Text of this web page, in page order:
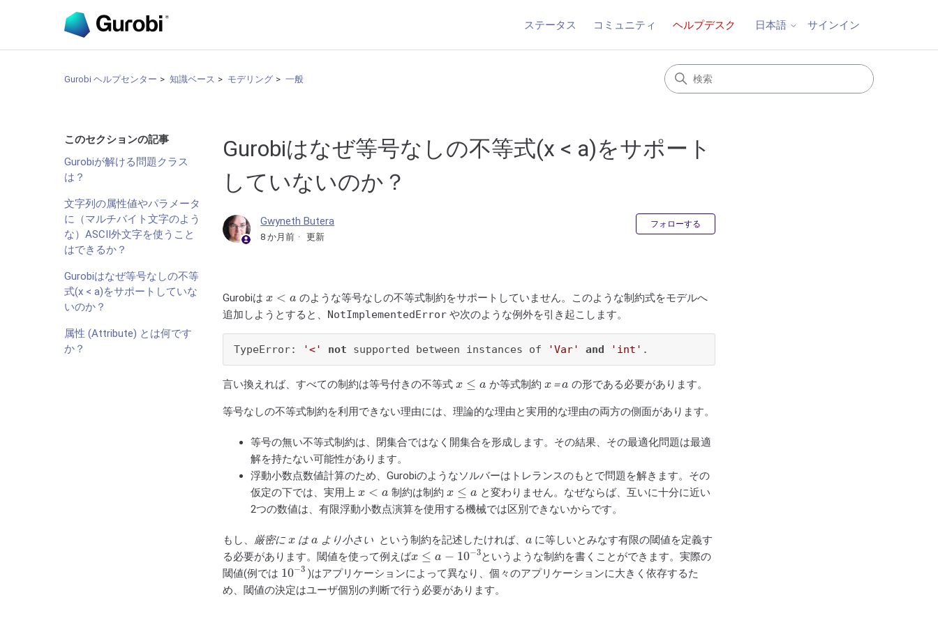
ステータス コミュニティ ヘルプデスク 日本語 サインイン
Gurobi ヘルプセンター 知識ベース モデリング 一般
このセクションの記事
Gurobiが解ける問題クラス
は？
文字列の属性値やパラメータ
に（マルチバイト文字のよう
な）ASCII外文字を使うこと
はできるか？
Gurobiはなぜ等号なしの不等
式(x < a)をサポートしていな
いのか？
属性 (Attribute) とは何です
か？
Gurobiはなぜ等号なしの不等式(x < a)をサポート
していないのか？
Gwyneth Butera
8 か月前 更新
フォローする
Gurobiは
のような等号なしの不等式制約をサポートしていません。このような制約式をモデルへ
追加しようとすると、
NotImplementedError や次のような例外を引き起こします。
TypeError: '<' not supported between instances of 'Var' and 'int' .
言い換えれば、すべての制約は等号付きの不等式
a
か等式制約 の形である必要があります。
等号なしの不等式制約を利用できない理由には、理論的な理由と実用的な理由の両方の側面があります。
等号の無い不等式制約は、閉集合ではなく開集合を形成します。その結果、その最適化問題は最適
解を持たない可能性があります。
浮動小数点数値計算のため、Gurobiのようなソルバーはトレランスのもとで問題を解きます。その
仮定の下では、実用上
x<a
制約は制約
x≤ a
と変わりません。なぜならば、互いに十分に近い
2つの数値は、有限浮動小数点演算を使用する機械では区別できないからです。
もし、 厳密に は より小さいという制約を記述したければ、
に等しいとみなす有限の閾値を定義す
る必要があります。閾値を使って例えば
x≤a −10−3
というような制約を書くことができます。実際の
閾値(例では
10−3
)はアプリケーションによって異なり、個々のアプリケーションに大きく依存するた
め、閾値の決定はユーザ個別の判断で行う必要があります。